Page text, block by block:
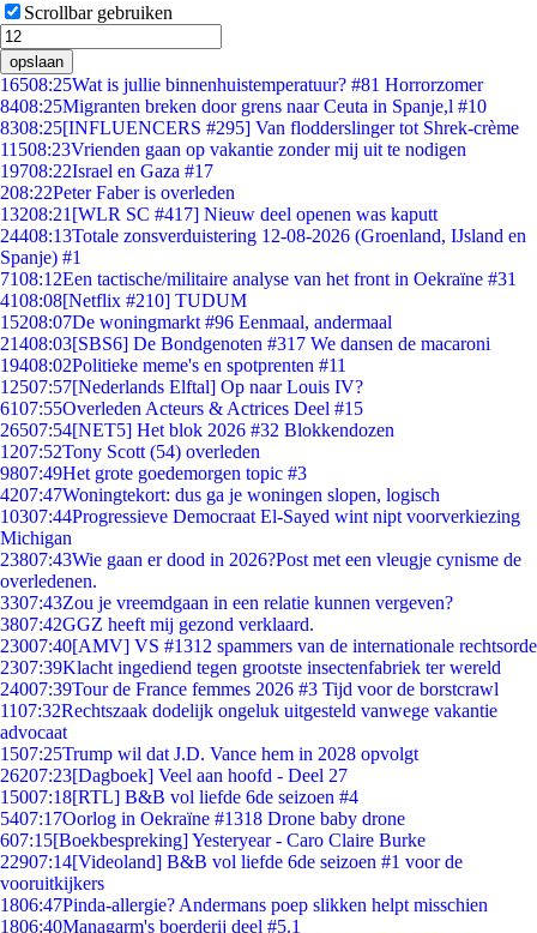
Scrollbar gebruiken
opslaan
16508:25Wat is jullie binnenhuistemperatuur? #81 Horrorzomer
8408:25Migranten breken door grens naar Ceuta in Spanje,l #10
8308:25[INFLUENCERS #295] Van flodderslinger tot Shrek-crème
11508:23Vrienden gaan op vakantie zonder mij uit te nodigen
19708:22Israel en Gaza #17
208:22Peter Faber is overleden
13208:21 [WLR SC #417] Nieuw deel openen was kaputt
24408:13Totale zonsverduistering 12-08-2026 (Groenland, IJsland en
Spanje) #1
7108:12Een tactische/militaire analyse van het front in Oekraïne #31
4108:08[Netflix #210] TUDUM
15208:07De woningmarkt #96 Eenmaal, andermaal
21408:03[SBS6] De Bondgenoten #317 We dansen de macaroni
19408:02Politieke meme's en spotprenten #11
12507:57[Nederlands Elftal] Op naar Louis IV?
6107:55Overleden Acteurs & Actrices Deel #15
26507:54[NET5] Het blok 2026 #32 Blokkendozen
1207:52Tony Scott (54) overleden
9807:49Het grote goedemorgen topic #3
4207:47Woningtekort: dus ga je woningen slopen, logisch
10307:44Progressieve Democraat El-Sayed wint nipt voorverkiezing
Michigan
23807:43Wie gaan er dood in 2026?Post met een vleugje cynisme de
overledenen.
3307:43Zou je vreemdgaan in een relatie kunnen vergeven?
3807:42GGZ heeft mij gezond verklaard.
23007:40[AMV] VS #1312 spammers van de internationale rechtsorde
2307:39Klacht ingediend tegen grootste insectenfabriek ter wereld
24007:39Tour de France femmes 2026 #3 Tijd voor de borstcrawl
1107:32Rechtszaak dodelijk ongeluk uitgesteld vanwege vakantie
advocaat
1507:25Trump wil dat J.D. Vance hem in 2028 opvolgt
26207:23[Dagboek] Veel aan hoofd - Deel 27
15007:18[RTL] B&B vol liefde 6de seizoen #4
5407:17Oorlog in Oekraïne #1318 Drone baby drone
607:15[Boekbespreking] Yesteryear - Caro Claire Burke
22907:14[Videoland] B&B vol liefde 6de seizoen #1 voor de
vooruitkijkers
1806:47Pinda-allergie? Andermans poep slikken helpt misschien
1806:40Managarm's boerderij deel #5.1